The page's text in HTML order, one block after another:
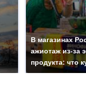
В магазинах
ажиотаж из-за
продукта: что